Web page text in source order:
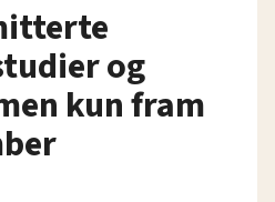
og
kun fram